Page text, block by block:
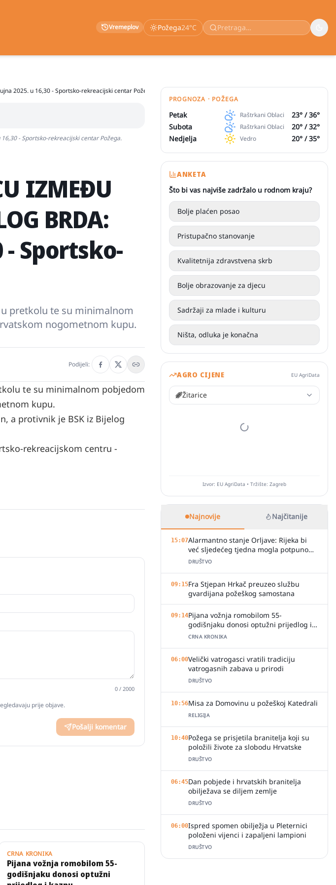
Vremeplov Požega24°C
2025. u 16,30 - Sportsko-rekreacijski centar Požega
16,30 - Sportsko-rekreacijski centar Požega.
IZMEĐU
BRDA:
- Sportsko-
pretkolu te su minimalnom
nogometnom kupu.
Podijeli:
te su minimalnom pobjedom
kupu.
a protivnik je BSK iz Bijelog
rekreacijskom centru -
0 / 2000
prije objave.
Pošalji komentar
CRNA KRONIKA
Pijana vožnja romobilom 55-
godišnjaku donosi optužni
PROGNOZA · POŽEGA
Petak Raštrkani Oblaci 23° /36°
Subota
Raštrkani Oblaci 20° /32°
Nedjelja
Vedro 20° /35°
ANKETA
Što bi vas najviše zadržalo u rodnom kraju?
Bolje plaćen posao
Pristupačno stanovanje
Kvalitetnija zdravstvena skrb
Bolje obrazovanje za djecu
Sadržaji za mlade i kulturu
Ništa, odluka je konačna
AGRO CIJENE EU AgriData
Žitarice
Izvor: EU AgriData • Tržište: Zagreb
Najnovije Najčitanije
15:07Alarmantno stanje Orljave: Rijeka bi
već sljedećeg tjedna mogla potpuno
presušiti
DRUŠTVO
09:15Fra Stjepan Hrkač preuzeo službu
gvardijana požeškog samostana
09:14Pijana vožnja romobilom 55-
godišnjaku donosi optužni prijedlog i
kaznu
CRNA KRONIKA
06:00Velički vatrogasci vratili tradiciju
vatrogasnih zabava u prirodi
DRUŠTVO
10:56Misa za Domovinu u požeškoj Katedrali
RELIGIJA
10:40Požega se prisjetila branitelja koji su
položili živote za slobodu Hrvatske
DRUŠTVO
06:45Dan pobjede i hrvatskih branitelja
obilježava se diljem zemlje
DRUŠTVO
06:00Ispred spomen obilježja u Pleternici
položeni vijenci i zapaljeni lampioni
DRUŠTVO